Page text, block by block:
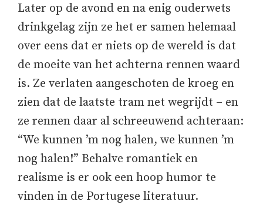
Later op de avond en na enig ouderwets
drinkgelag zijn ze het er samen helemaal
over eens dat er niets op de wereld is dat
de moeite van het achterna rennen waard
is. Ze verlaten aangeschoten de kroeg en
zien dat de laatste tram net wegrijdt – en
ze rennen daar al schreeuwend achteraan:
“We kunnen ’m nog halen, we kunnen ’m
nog halen!” Behalve romantiek en
realisme is er ook een hoop humor te
vinden in de Portugese literatuur.